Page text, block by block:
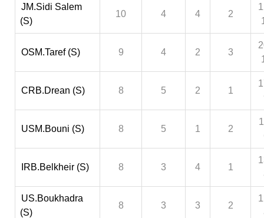
JM.Sidi Salem
(S)
10 4 4 2
OSM.Taref (S) 9 4 2 3
CRB.Drean (S) 8 5 2 1
USM.Bouni (S) 8 5 1 2
IRB.Belkheir (S) 8 3 4 1
US.Boukhadra
(S)
8 3 3 2